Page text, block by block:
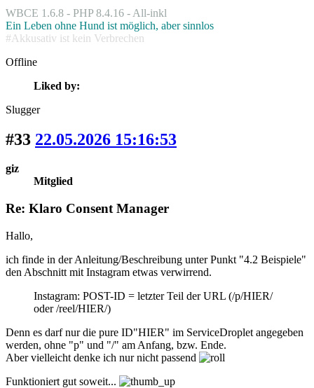
WBCE 1.6.8 - PHP 8.4.16 - All-inkl
Ein Leben ohne Hund ist möglich, aber sinnlos
#Akkusativ ist kein Verbrechen
Offline
Liked by:
Slugger
#33 22.05.2026 15:16:53
giz
Mitglied
Re: Klaro Consent Manager
Hallo,
ich finde in der Anleitung/Beschreibung unter Punkt "4.2 Beispiele"
den Abschnitt mit Instagram etwas verwirrend.
Instagram: POST-ID = letzter Teil der URL (/p/HIER/
oder /reel/HIER/)
Denn es darf nur die pure ID"HIER" im ServiceDroplet angegeben
werden, ohne "p" und "/" am Anfang, bzw. Ende.
Aber vielleicht denke ich nur nicht passend
Funktioniert gut soweit...